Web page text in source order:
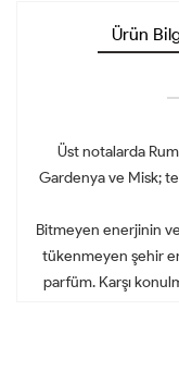
Ürün
Üst notalarda
Gardenya ve Misk;
Bitmeyen enerjinin ve
tükenmeyen şehir
parfüm. Karşı